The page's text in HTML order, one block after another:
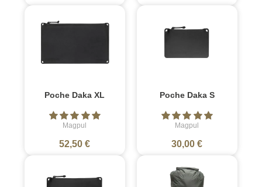
Poche Daka XL
Magpul
52,50 €
Poche Daka S
Magpul
30,00 €